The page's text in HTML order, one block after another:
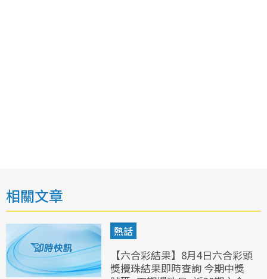
相關文章
熱話
【六合彩結果】8月4日六合彩頭
獎攪珠結果即時查詢 今期中獎